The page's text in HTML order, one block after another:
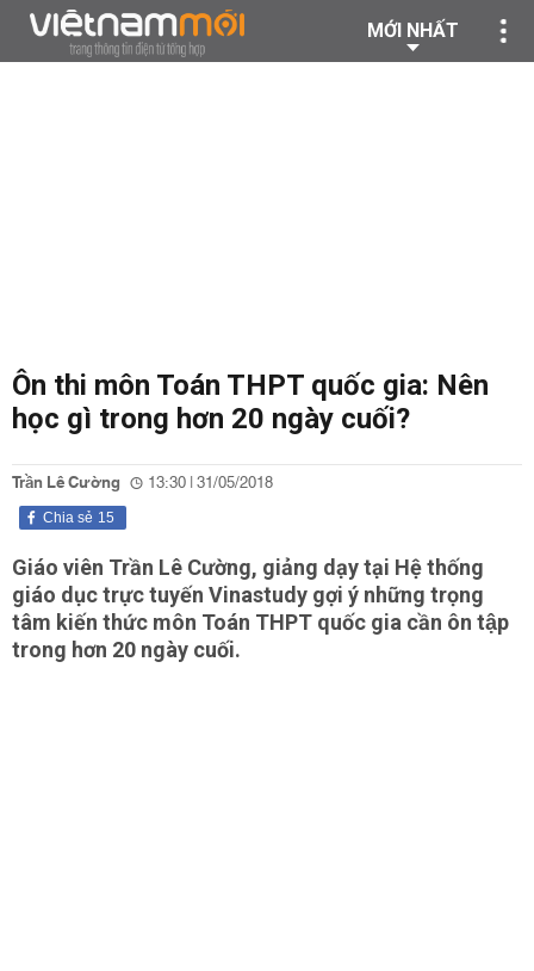
MỚI NHẤT
Ôn thi môn Toán THPT quốc gia: Nên
học gì trong hơn 20 ngày cuối?
Trần Lê Cường 13:30 | 31/05/2018
15
Chia sẻ
Giáo viên Trần Lê Cường, giảng dạy tại Hệ thống
giáo dục trực tuyến Vinastudy gợi ý những trọng
tâm kiến thức môn Toán THPT quốc gia cần ôn tập
trong hơn 20 ngày cuối.